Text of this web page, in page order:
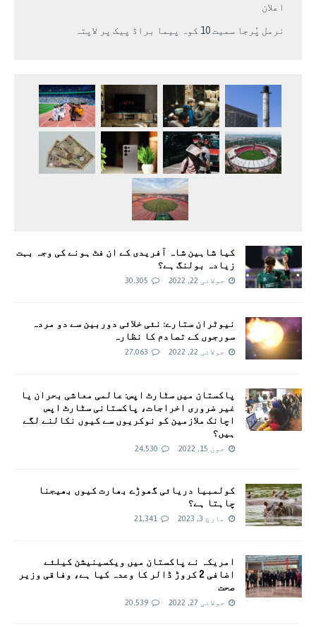
اعلان
نرمل پُرجا سمیت 10 کوہ پیما براڈ پیک پر لاپتہ
کیا شاہین شاہ آفریدی کے ان فٹ ہونے کی وجہ بہت
زیادہ بولنگ ہے؟
جولائی 22, 2022 30,305
نیوٹران ستارے: نئی خلائی دوربین سے دو مردہ
سورجوں کے تصادم کا نظارہ
جولائی 22, 2022 27,063
پاکستان میں سٹارٹ اپس: عالمی معاشی بحران یا
غیر ضروری اخراجات، پاکستانی سٹارٹ اپس
اچانک ملازمین کو نوکریوں سے کیوں نکالنے لگے
ہیں؟
جون 15, 2022 24,530
کولمبیا دریائی گھوڑے بھارت کیوں بھیجنا
چاہتا ہے؟
مارچ 3, 2023 21,341
امريکہ نے پاکستان میں ویکسینیشن کیلئے
اضافی 2 کروڑ ڈالر کا وعدہ کیا ہے، وفاقی وزیر
صحت
جولائی 27, 2022 20,539